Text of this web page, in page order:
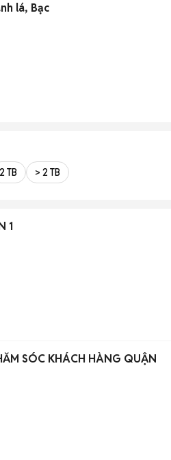
lá, Bạc
2 TB > 2 TB
1
SÓC KHÁCH HÀNG QUẬN